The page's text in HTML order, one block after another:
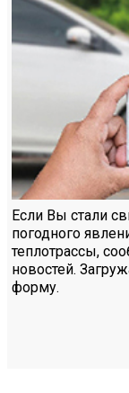
Если Вы стали
погодного
теплотрассы,
новостей.
форму.